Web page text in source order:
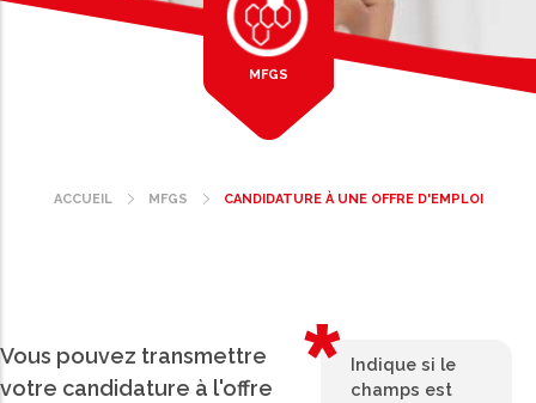
MFGS
Fil
ACCUEIL MFGS CANDIDATURE À UNE OFFRE D'EMPLOI
Indique si le
champs est
Vous pouvez transmettre
votre candidature à l'offre